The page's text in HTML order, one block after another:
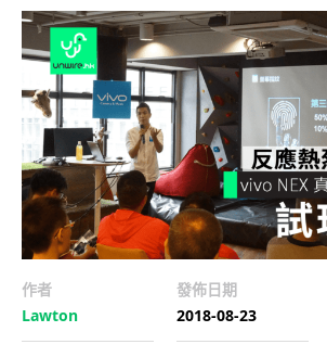
作者
Lawton
發佈日期
2018-08-23